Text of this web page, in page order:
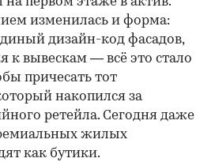
изменилась и форма:
дизайн-код фасадов,
к вывескам — всё это стало
причесать тот
накопился за
ретейла. Сегодня даже
жилых
как бутики.